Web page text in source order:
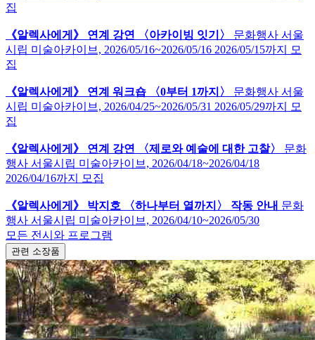
집
《알렉사에게》 연계 강연 〈아카이빙 잇기〉 문화행사 서울
시립 미술아카이브, 2026/05/16~2026/05/16 2026/05/15까지 모
집
《알렉사에게》 연계 워크숍 〈0부터 1까지〉 문화행사 서울
시립 미술아카이브, 2026/04/25~2026/05/31 2026/05/29까지 모
집
《알렉사에게》 연계 강연 〈제로와 예술에 대한 고찰〉
문화
행사 서울시립 미술아카이브, 2026/04/18~2026/04/18
2026/04/16까지 모집
《알렉사에게》 박지호 〈하나부터 열까지〉 작동 안내 문화
행사 서울시립 미술아카이브, 2026/04/10~2026/05/30
모든 전시와 프로그램
관련 소장품